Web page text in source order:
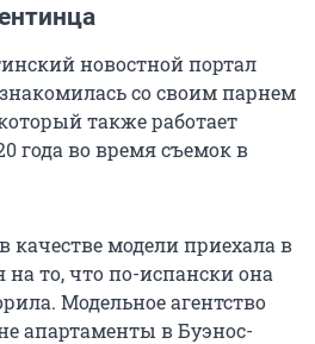
новостной портал
со своим парнем
также работает
года во время съемок в
качестве модели приехала в
на то, что по-испански она
Модельное агентство
апартаменты в Буэнос-